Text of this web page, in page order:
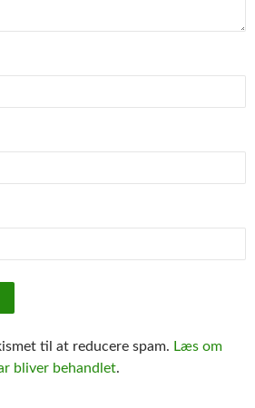
til at reducere spam. Læs om
bliver behandlet.